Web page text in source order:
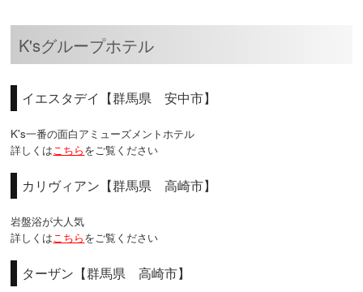
K'sグループホテル
イエスタデイ【群馬県 安中市】
K's一番の面白アミューズメントホテル
詳しくはこちらをご覧ください
カリヴィアン【群馬県 高崎市】
岩盤浴が大人気
詳しくはこちらをご覧ください
ターザン【群馬県 高崎市】